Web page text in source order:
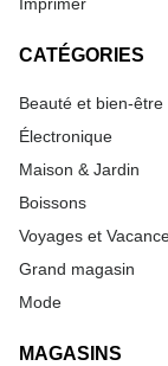
Imprimer
CATÉGORIES
Beauté et bien-être
Électronique
Maison & Jardin
Boissons
Voyages et
Grand magasin
Mode
MAGASINS